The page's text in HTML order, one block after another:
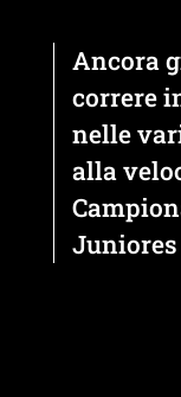
Ancora
correre
nelle
alla
Juniores